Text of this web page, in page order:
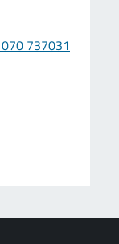
737031